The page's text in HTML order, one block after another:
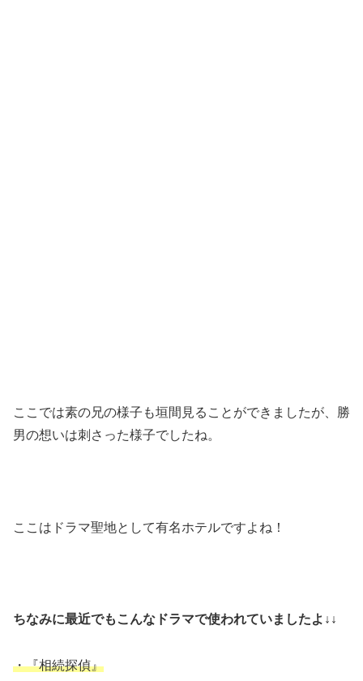
ここでは素の兄の様子も垣間見ることができましたが、勝
男の想いは刺さった様子でしたね。
ここはドラマ聖地として有名ホテルですよね！
ちなみに最近でもこんなドラマで使われていましたよ↓↓
・『相続探偵』